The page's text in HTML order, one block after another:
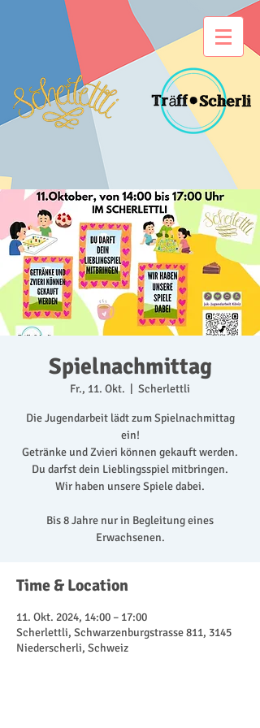
Spielnachmittag
Fr., 11. Okt. Scherlettli
Die Jugendarbeit lädt zum Spielnachmittag
ein!
Getränke und Zvieri können gekauft werden.
Du darfst dein Lieblingsspiel mitbringen.
Wir haben unsere Spiele dabei.
Bis 8 Jahre nur in Begleitung eines
Erwachsenen.
Time & Location
11. Okt. 2024, 14:00 – 17:00
Scherlettli, Schwarzenburgstrasse 811, 3145
Niederscherli, Schweiz